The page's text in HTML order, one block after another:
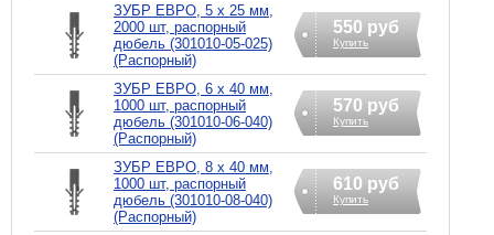
ЗУБР ЕВРО, 5 х 25 мм,
2000 шт, распорный
дюбель (301010-05-025)
(Распорный)
550 руб
Купить
ЗУБР ЕВРО, 6 х 40 мм,
1000 шт, распорный
дюбель (301010-06-040)
(Распорный)
570 руб
Купить
ЗУБР ЕВРО, 8 х 40 мм,
1000 шт, распорный
дюбель (301010-08-040)
(Распорный)
610 руб
Купить